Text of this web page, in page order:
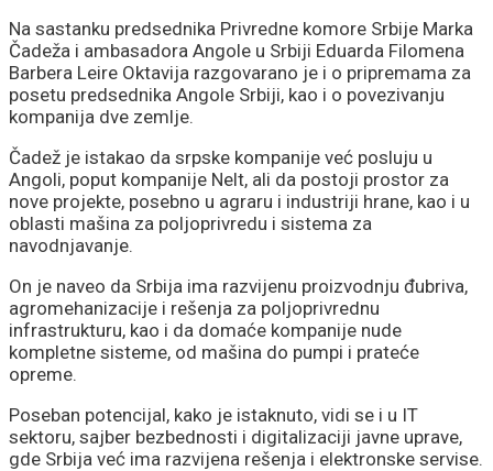
Na sastanku predsednika Privredne komore Srbije Marka
Čadeža i ambasadora Angole u Srbiji Eduarda Filomena
Barbera Leire Oktavija razgovarano je i o pripremama za
posetu predsednika Angole Srbiji, kao i o povezivanju
kompanija dve zemlje.
Čadež je istakao da srpske kompanije već posluju u
Angoli, poput kompanije Nelt, ali da postoji prostor za
nove projekte, posebno u agraru i industriji hrane, kao i u
oblasti mašina za poljoprivredu i sistema za
navodnjavanje.
On je naveo da Srbija ima razvijenu proizvodnju đubriva,
agromehanizacije i rešenja za poljoprivrednu
infrastrukturu, kao i da domaće kompanije nude
kompletne sisteme, od mašina do pumpi i prateće
opreme.
Poseban potencijal, kako je istaknuto, vidi se i u IT
sektoru, sajber bezbednosti i digitalizaciji javne uprave,
gde Srbija već ima razvijena rešenja i elektronske servise.